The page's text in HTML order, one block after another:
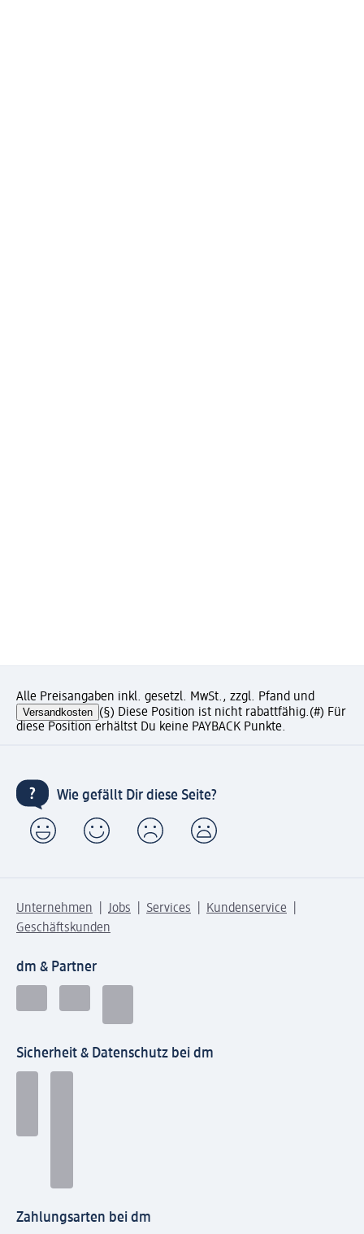
Alle Preisangaben inkl. gesetzl. MwSt., zzgl. Pfand und
Versandkosten (§) Diese Position ist nicht rabattfähig.(#) Für
diese Position erhältst Du keine PAYBACK Punkte.
Wie gefällt Dir diese Seite?
Unternehmen Jobs Services
Kundenservice
Geschäftskunden
dm & Partner
Sicherheit & Datenschutz bei dm
Zahlungsarten bei dm